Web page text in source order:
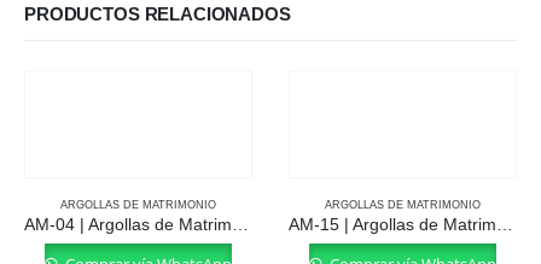
PRODUCTOS RELACIONADOS
ARGOLLAS DE MATRIMONIO ARGOLLAS DE MATRIMONIO